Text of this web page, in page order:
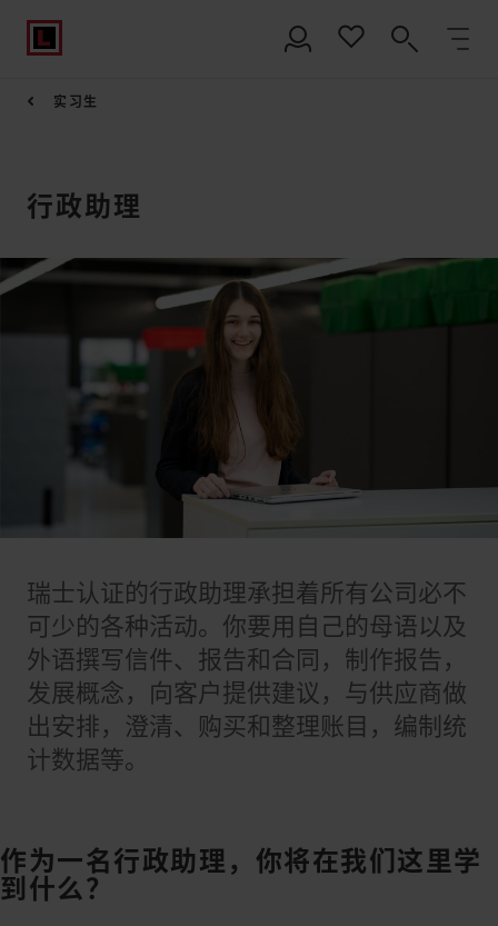
实习生
行政助理
瑞士认证的行政助理承担着所有公司必不
可少的各种活动。你要用自己的母语以及
外语撰写信件、报告和合同，制作报告，
发展概念，向客户提供建议，与供应商做
出安排，澄清、购买和整理账目，编制统
计数据等。
作为一名行政助理，你将在我们这里学
到什么？